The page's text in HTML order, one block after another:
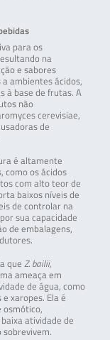
para os
na
e sabores
ambientes ácidos,
à base de frutas. A
não
cerevisiae,
de
é altamente
como os ácidos
com alto teor de
baixos níveis de
de controlar na
sua capacidade
de embalagens,
que Z. bailii,
ameaça em
de água, como
xaropes. Ela é
osmótico,
atividade de